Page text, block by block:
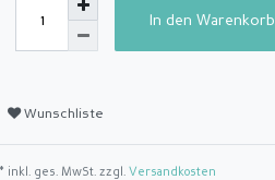
In den Warenkorb
Wunschliste
* inkl. ges. MwSt. zzgl. Versandkosten